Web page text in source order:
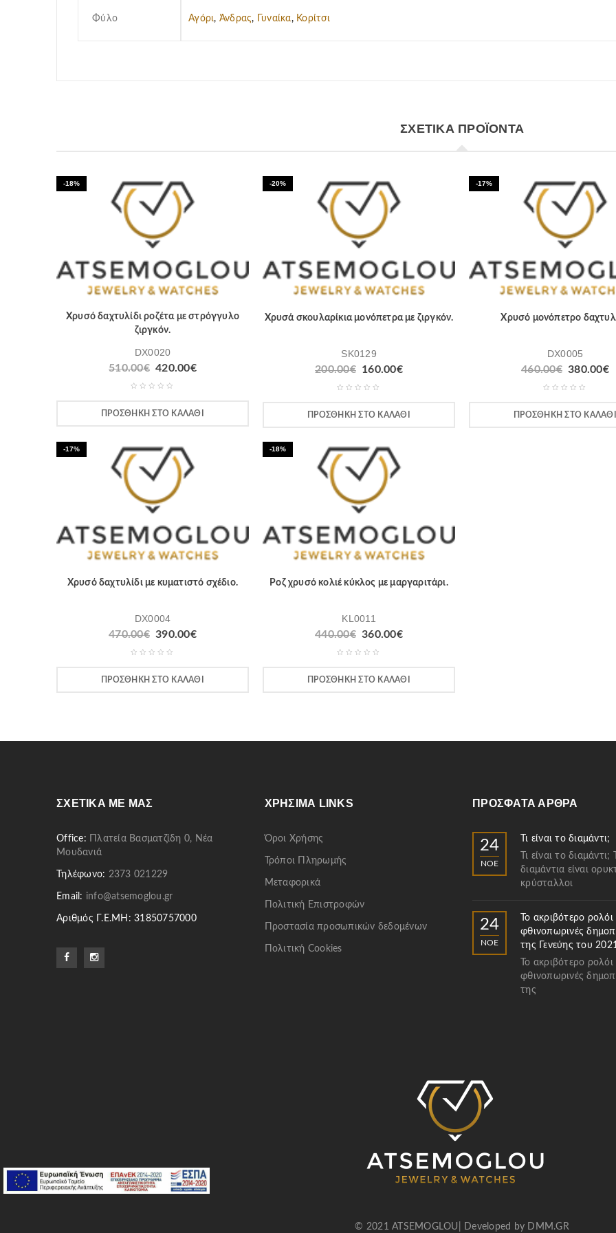
Φύλο Αγόρι, Άνδρας, Γυναίκα, Κορίτσι
ΣΧΕΤΙΚΆ ΠΡΟΪΌΝΤΑ
-18%
Χρυσό δαχτυλίδι ροζέτα με στρόγγυλο
ζιργκόν.
DX0020
510.00€ 420.00€
ΠΡΟΣΘΉΚΗ ΣΤΟ ΚΑΛΆΘΙ
-20%
Χρυσά σκουλαρίκια μονόπετρα με ζιργκόν.
SK0129
200.00€ 160.00€
ΠΡΟΣΘΉΚΗ ΣΤΟ ΚΑΛΆΘΙ
-17%
Χρυσό μονόπετρο
DX0005
460.00€ 380.00€
ΠΡΟΣΘΉΚΗ ΣΤΟ ΚΑΛΆΘΙ
-17%
Χρυσό δαχτυλίδι με κυματιστό σχέδιο.
DX0004
470.00€ 390.00€
ΠΡΟΣΘΉΚΗ ΣΤΟ ΚΑΛΆΘΙ
-18%
Ροζ χρυσό κολιέ κύκλος με μαργαριτάρι.
KL0011
440.00€ 360.00€
ΠΡΟΣΘΉΚΗ ΣΤΟ ΚΑΛΆΘΙ
ΣΧΕΤΙΚΆ ΜΕ ΜΑΣ
Office:
Πλατεία Βασματζίδη 0, Νέα
Μουδανιά
Τηλέφωνο: 2373 021229
Email: info@atsemoglou.gr
Αριθμός Γ.Ε.ΜΗ: 31850757000
ΧΡΉΣΙΜΑ LINKS
Όροι Χρήσης
Τρόποι Πληρωμής
Μεταφορικά
Πολιτική Επιστροφών
Προστασία προσωπικών δεδομένων
Πολιτική Cookies
ΠΡΌΣΦΑΤΑ ΆΡΘΡΑ
24
ΝΟΈ
Τι είναι το διαμάντι;
Τι είναι το διαμάντι;
διαμάντια είναι
κρύσταλλοι
24
ΝΟΈ
Το ακριβότερο
φθινοπωρινές
της Γενεύης του
Το ακριβότερο
φθινοπωρινές
της
© 2021 ATSEMOGLOU| Developed by DMM.GR